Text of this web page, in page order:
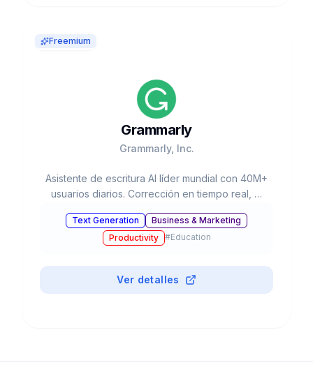
Freemium
Grammarly
Grammarly, Inc.
Asistente de escritura AI líder mundial con 40M+
usuarios diarios. Corrección en tiempo real, AI
valoración, 96% Fortune 500.
Text Generation
Business & Marketing
Productivity #Education
Ver detalles